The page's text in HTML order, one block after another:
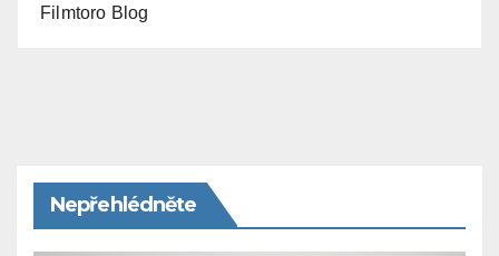
Filmtoro Blog
Nepřehlédněte